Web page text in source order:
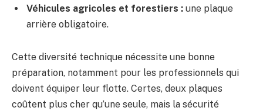
Véhicules agricoles et forestiers : une plaque
arrière obligatoire.
Cette diversité technique nécessite une bonne
préparation, notamment pour les professionnels qui
doivent équiper leur flotte. Certes, deux plaques
coûtent plus cher qu’une seule, mais la sécurité